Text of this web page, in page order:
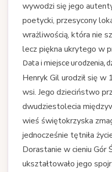
wywodzi się jego
poetycki, przesycony
wrażliwością, która nie
lecz piękna ukrytego w
Data i miejsce urodzenia,
Henryk Gil urodził się
wsi. Jego dzieciństwo
dwudziestolecia
wieś świętokrzyska
jednocześnie tętniła
Dorastanie w cieniu Gór
ukształtowało jego